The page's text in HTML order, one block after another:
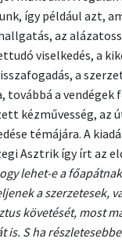
így például azt,
az
viselkedés, a
a
továbbá a vendégek
kézművesség, az
témájára. A
Asztrik így írt az
lehet-e a
a szerzetesek,
követését, most
is. S ha